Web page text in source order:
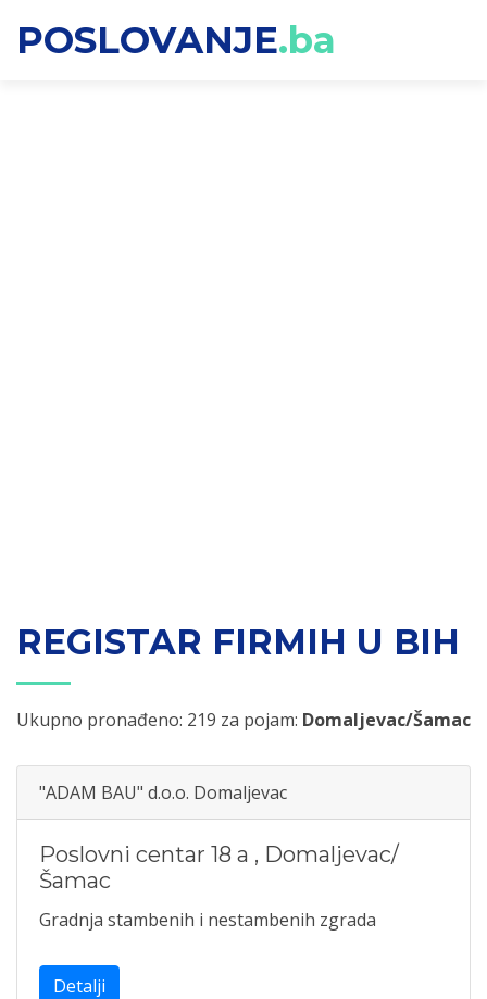
POSLOVANJE.ba
REGISTAR FIRMIH U BIH
Ukupno pronađeno: 219 za pojam: Domaljevac/Šamac
"ADAM BAU" d.o.o. Domaljevac
Poslovni centar 18 a , Domaljevac/
Šamac
Gradnja stambenih i nestambenih zgrada
Detalji